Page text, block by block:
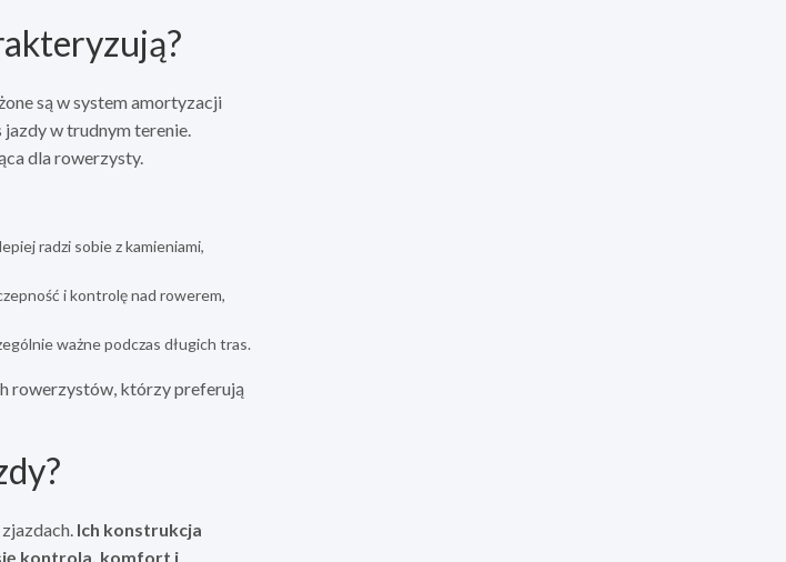
są w system amortyzacji
w trudnym terenie.
dla rowerzysty.
radzi sobie z kamieniami,
i kontrolę nad rowerem,
ważne podczas długich tras.
rowerzystów, którzy preferują
Ich konstrukcja
kontrola, komfort i